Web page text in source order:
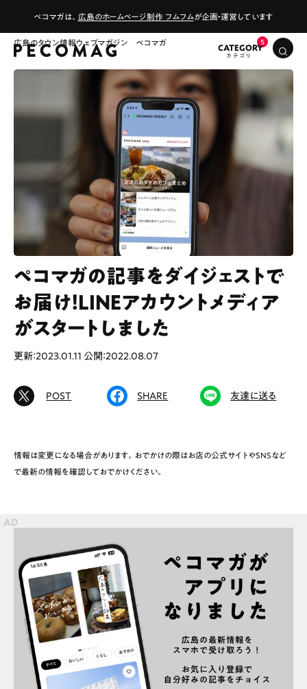
ペコマガは、 広島のホームページ制作 フムフムが企画・運営しています
広島のタウン情報ウェブマガジン ペコマガ
CATEGORY
# カフェ # ランチ # スイーツ
# ファミリーにおすすめ # 女子旅におすすめ
# 宮島
Outing
スポット情報 広告掲載について
プライバシーポリシー インフォマティブデータポリシー
お問合せ 利用規約
ペコマガの記事をダイジェストで
お届け！LINEアカウントメディア
がスタートしました
更新：2023.01.11 公開：2022.08.07
POST SHARE 友達に送る
情報は変更になる場合があります。おでかけの際はお店の公式サイトやSNSなど
で最新の情報を確認しておでかけください。